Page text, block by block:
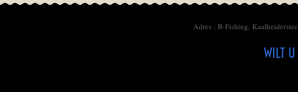
Adres : B-Fishing,
WILT